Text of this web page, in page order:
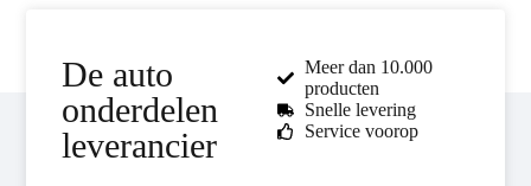
De auto
onderdelen
leverancier
Meer dan 10.000
producten
Snelle levering
Service voorop